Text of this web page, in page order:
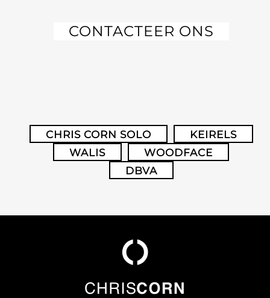
CONTACTEER ONS
CHRIS CORN SOLO
KEIRELS
WALIS
WOODFACE
DBVA